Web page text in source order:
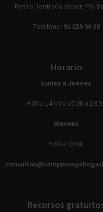
Retiro' (entrada desde Pío
Teléfono: 91 159 00 88
Horario
Lunes a Jueves
9:00 a 14:00 y 15:00 a
Viernes
9:00 a 15:00
Recursos